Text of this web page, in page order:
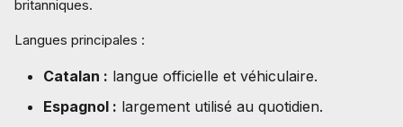
britanniques.
Langues principales :
Catalan : langue officielle et véhiculaire.
Espagnol : largement utilisé au quotidien.